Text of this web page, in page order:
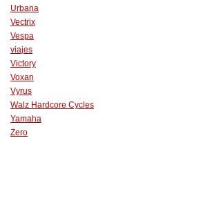
Urbana
Vectrix
Vespa
viajes
Victory
Voxan
Vyrus
Walz Hardcore Cycles
Yamaha
Zero